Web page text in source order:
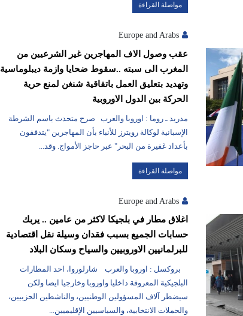
مواصلة القراءة
Europe and Arabs
عقب وصول الاف المهاجرين غير الشرعيين من
المغرب الى سبته ..سقوط ضحايا وازمة ديبلوماسية
وتهديد بتعليق العمل باتفاقية شنغن لمنع حرية
الحركة بين الدول الاوروبية
مدريد ـ روما : اوروبا والعرب صرح متحدث باسم الشرطة
الإسبانية لوكالة رويترز للأنباء بأن المهاجرين "يتدفقون
بأعداد غفيرة من البحر" عبر حاجز الأمواج. وقد...
مواصلة القراءة
Europe and Arabs
اغلاق مطار في بلجيكا لاكثر من عامين .. يربك
حسابات الجميع بسبب فقدان وسيلة نقل اقتصادية
للبرلمانيين الاوروبيين والسياح وسكان البلاد
بروكسل : اوروبا والعرب شارلوروا، احد المطارات
البلجيكية المعروفة داخليا واوروبا وخارجيا ايضا ولكن
سيضطر آلاف المسؤولين الوطنيين، والناشطين الحزبيين،
والحملات الانتخابية، والسياسيين الإقليميين...